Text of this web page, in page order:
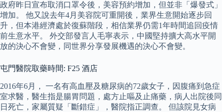
政府昨日宣布取消口罩令後，美容預約增加，但並非「爆發式」
增加。 他又說去年4月美容院可重開後，業界生意開始逐步回
升，但本港經濟處於復蘇階段，相信業界仍需1年時間追回疫情
前生意水平。 外交部發言人毛寧表示，中國堅持擴大高水平開
放的決心不會變，同世界分享發展機遇的決心不會變。
屯門醫院取藥時間: F25 酒店
2016年6月， 一名有高血壓及糖尿病的72歲女子，因腹痛到急症
室求醫，醫生指是腸胃問題，處方止嘔及止痛藥，病人出院後同
日死亡，家屬質疑「斷錯症」，醫院指正調查。 但該院見女病